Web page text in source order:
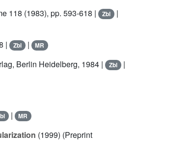
118 (1983), pp. 593-618 | Zbl |
| Zbl | MR
Berlin Heidelberg, 1984 | Zbl |
| MR
(1999) (Preprint